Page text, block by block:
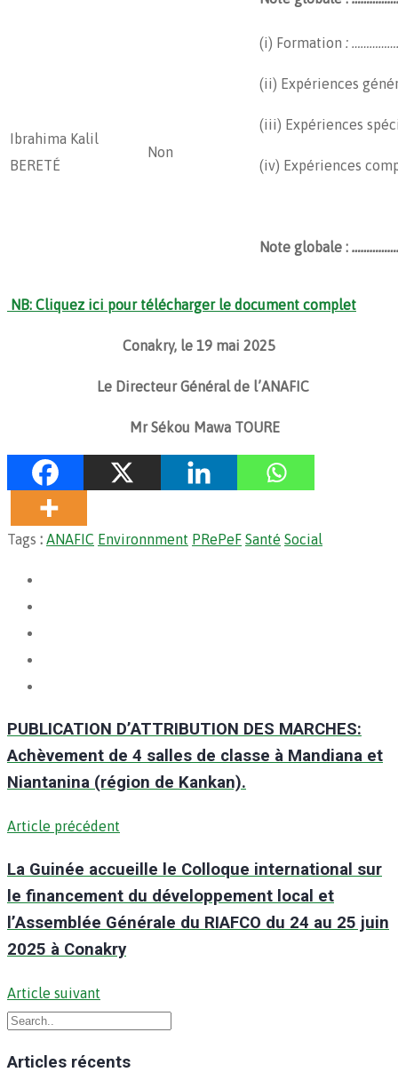
Ibrahima Kalil
BERETÉ
Non
(i) Formation :
(ii) Expériences
(iii) Expériences
(iv) Expériences
Note globale :
NB: Cliquez ici pour télécharger le document complet
Conakry, le 19 mai 2025
Le Directeur Général de l’ANAFIC
Mr Sékou Mawa TOURE
Tags : ANAFIC Environnment PRePeF Santé Social
PUBLICATION D’ATTRIBUTION DES MARCHES:
Achèvement de 4 salles de classe à Mandiana et
Niantanina (région de Kankan).
Article précédent
La Guinée accueille le Colloque international sur
le financement du développement local et
l’Assemblée Générale du RIAFCO du 24 au 25 juin
2025 à Conakry
Article suivant
Articles récents